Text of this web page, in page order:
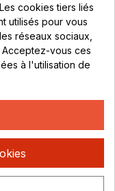
:
vous
cookies tiers liés
utilisés pour vous
réseaux sociaux,
Acceptez-vous ces
à l'utilisation de